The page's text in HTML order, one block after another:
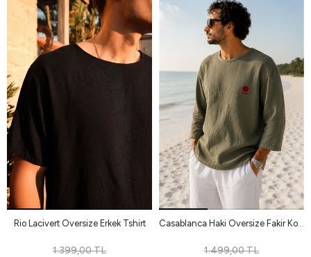
Rio Lacivert Oversize Erkek Tshirt
1.399,00 TL 1.499,00 TL